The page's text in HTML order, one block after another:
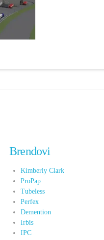
Brendovi
Kimberly Clark
ProPap
Tubeless
Perfex
Demention
Irbis
IPC